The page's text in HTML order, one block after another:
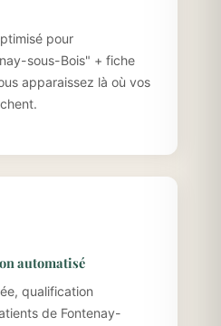
pour
sous-Bois" + fiche
apparaissez là où vos
automatisé
qualification
de Fontenay-